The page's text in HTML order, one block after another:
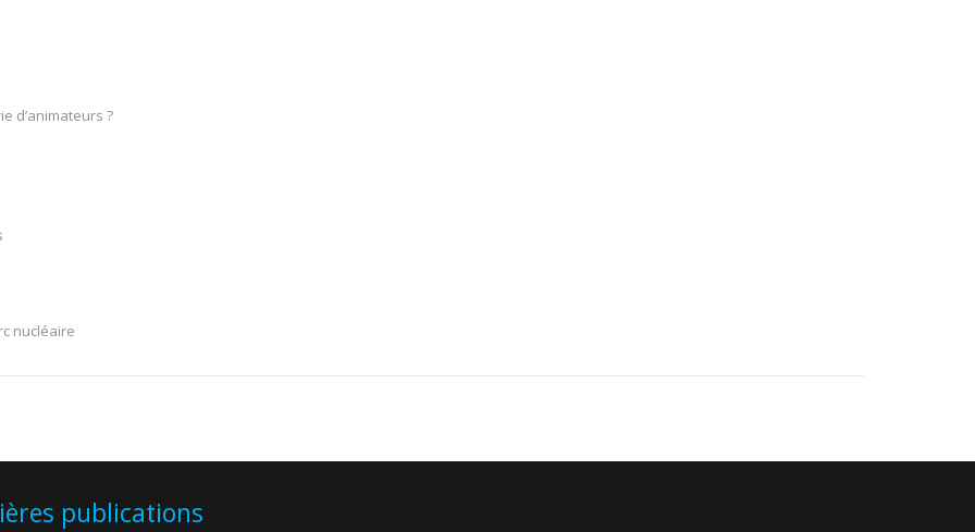
d’animateurs ?
nucléaire
publications